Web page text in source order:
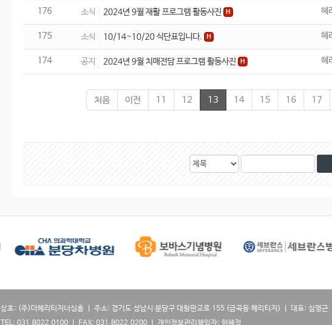
176 소식 2024년 9월 재활 프로그램 활동사진 H 헤
175 소식 10/14~10/20 식단표입니다. H 헤
174 공지 2024년 9월 치매전담 프로그램 활동사진 H 헤
처음 이전 11 12 13 14 15 16 17
색
검
색
색
상호: (주)더헤리티지너싱홈 ㅣ 주소: 경기도 성남시 분당구 대왕판교로 155 (금곡동 헤리티지) ㅣ 대표: 심영
TEL: 031.8022.0100 ㅣ FAX: 031.8022.0200 ㅣ 개인정보관리책임자: 허혜정